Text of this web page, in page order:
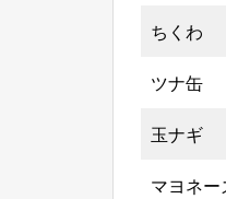
ちくわ
ツナ缶
玉ナギ
マヨネー